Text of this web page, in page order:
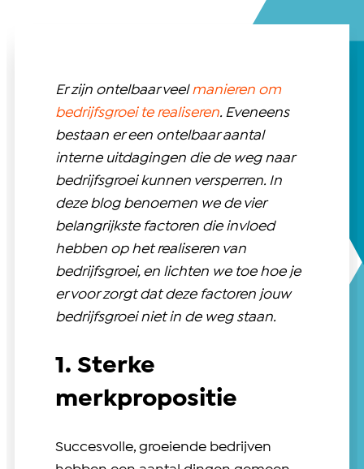
Er zijn ontelbaar veel manieren om
bedrijfsgroei te realiseren. Eveneens
bestaan er een ontelbaar aantal
interne uitdagingen die de weg naar
bedrijfsgroei kunnen versperren. In
deze blog benoemen we de vier
belangrijkste factoren die invloed
hebben op het realiseren van
bedrijfsgroei, en lichten we toe hoe je
er voor zorgt dat deze factoren jouw
bedrijfsgroei niet in de weg staan.
1. Sterke
merkpropositie
Succesvolle, groeiende bedrijven